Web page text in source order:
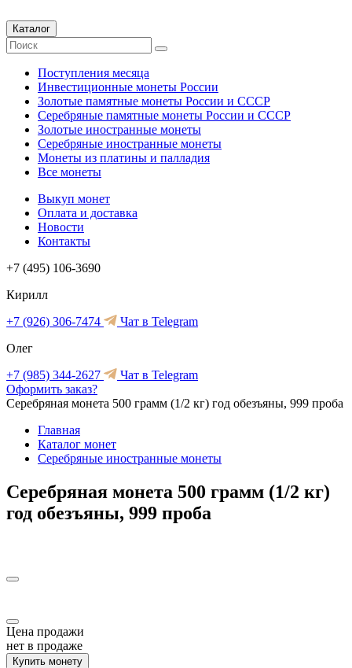
Каталог
Поступления месяца
Инвестиционные монеты России
Золотые памятные монеты России и СССР
Серебряные памятные монеты России и СССР
Золотые иностранные монеты
Серебряные иностранные монеты
Монеты из платины и палладия
Все монеты
Выкуп монет
Оплата и доставка
Новости
Контакты
+7 (495) 106-3690
Кирилл
+7 (926) 306-7474
Чат в Telegram
Олег
+7 (985) 344-2627
Чат в Telegram
Оформить заказ?
Серебряная монета 500 грамм (1/2 кг) год обезъяны, 999 проба
Главная
Каталог монет
Серебряные иностранные монеты
Серебряная монета 500 грамм (1/2 кг)
год обезъяны, 999 проба
Цена продажи
нет в продаже
Купить монету